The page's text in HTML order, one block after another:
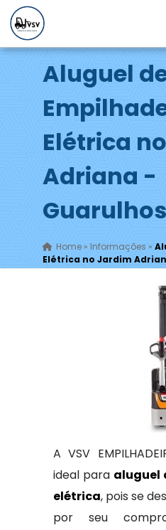
Aluguel
Elétrica
Adriana -
Guarulhos
Home» Informações »
Elétrica no Jardim
A VSV
ideal para aluguel
elétrica, pois se
por seu